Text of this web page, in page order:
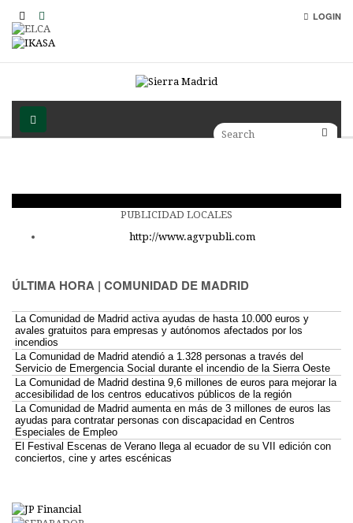
LOGIN
PUBLICIDAD LOCALES
http://www.agvpubli.com
ÚLTIMA HORA | COMUNIDAD DE MADRID
La Comunidad de Madrid activa ayudas de hasta 10.000 euros y
avales gratuitos para empresas y autónomos afectados por los
incendios
La Comunidad de Madrid atendió a 1.328 personas a través del
Servicio de Emergencia Social durante el incendio de la Sierra Oeste
La Comunidad de Madrid destina 9,6 millones de euros para mejorar la
accesibilidad de los centros educativos públicos de la región
La Comunidad de Madrid aumenta en más de 3 millones de euros las
ayudas para contratar personas con discapacidad en Centros
Especiales de Empleo
El Festival Escenas de Verano llega al ecuador de su VII edición con
conciertos, cine y artes escénicas